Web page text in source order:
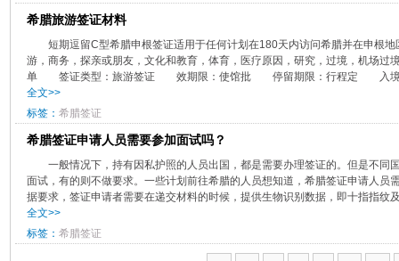
希腊旅游签证材料
短期逗留C型希腊申根签证适用于任何计划在180天内访问希腊并在申根
游，商务，探亲或朋友，文化和教育，体育，医疗原因，研究，过境，机场过
单 签证类型：旅游签证 效期限：使馆批 停留期限：行程定 入境
全文>>
标签： 希腊签证
希腊签证申请人员需要参加面试吗？
一般情况下，持有因私护照的人员出国，都是需要办理签证的。但是不同
面试，有的则不做要求。一些计划前往希腊的人员想知道，希腊签证申请人
据要求，签证申请者需要在递交材料的时候，提供生物识别数据，即十指指纹
全文>>
标签： 希腊签证